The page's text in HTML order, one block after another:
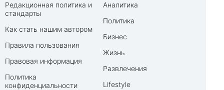
Редакционная политика и
стандарты
Как стать нашим автором
Правила пользования
Правовая информация
Политика
конфиденциальности
Аналитика
Политика
Бизнес
Жизнь
Развлечения
Lifestyle